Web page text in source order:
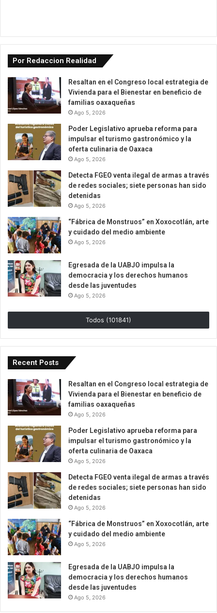
Por Redaccion Realidad
Resaltan en el Congreso local estrategia de
Vivienda para el Bienestar en beneficio de
familias oaxaqueñas
Ago 5, 2026
Poder Legislativo aprueba reforma para
impulsar el turismo gastronómico y la
oferta culinaria de Oaxaca
Ago 5, 2026
Detecta FGEO venta ilegal de armas a través
de redes sociales; siete personas han sido
detenidas
Ago 5, 2026
“Fábrica de Monstruos” en Xoxocotlán, arte
y cuidado del medio ambiente
Ago 5, 2026
Egresada de la UABJO impulsa la
democracia y los derechos humanos
desde las juventudes
Ago 5, 2026
Todos (101841)
Recent Posts
Resaltan en el Congreso local estrategia de
Vivienda para el Bienestar en beneficio de
familias oaxaqueñas
Ago 5, 2026
Poder Legislativo aprueba reforma para
impulsar el turismo gastronómico y la
oferta culinaria de Oaxaca
Ago 5, 2026
Detecta FGEO venta ilegal de armas a través
de redes sociales; siete personas han sido
detenidas
Ago 5, 2026
“Fábrica de Monstruos” en Xoxocotlán, arte
y cuidado del medio ambiente
Ago 5, 2026
Egresada de la UABJO impulsa la
democracia y los derechos humanos
desde las juventudes
Ago 5, 2026